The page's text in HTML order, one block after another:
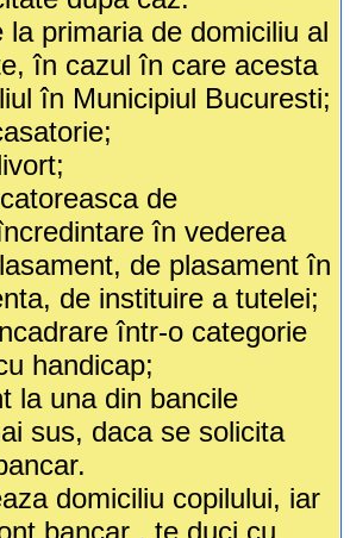
la primaria de domiciliu al
în cazul în care acesta
în Municipiul Bucuresti;
de
în vederea
de plasament în
de instituire a tutelei;
într-o categorie
handicap;
la una din bancile
sus, daca se solicita
domiciliu copilului, iar